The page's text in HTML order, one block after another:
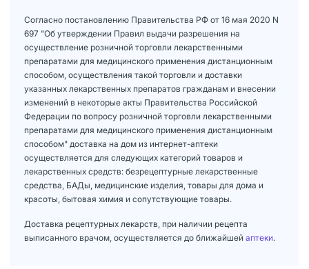
Согласно постановлению Правительства РФ от 16 мая 2020 N
697 "Об утверждении Правил выдачи разрешения на
осуществление розничной торговли лекарственными
препаратами для медицинского применения дистанционным
способом, осуществления такой торговли и доставки
указанных лекарственных препаратов гражданам и внесении
изменений в некоторые акты Правительства Российской
Федерации по вопросу розничной торговли лекарственными
препаратами для медицинского применения дистанционным
способом" доставка на дом из интернет-аптеки
осуществляется для следующих категорий товаров и
лекарственных средств: безрецептурные лекарственные
средства, БАДы, медицинские изделия, товары для дома и
красоты, бытовая химия и сопутствующие товары.
Доставка рецептурных лекарств, при наличии рецепта
выписанного врачом, осуществляется до ближайшей аптеки.